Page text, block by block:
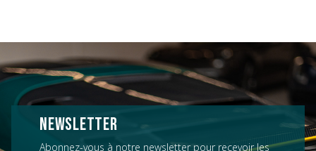
NEWSLETTER
Abonnez-vous à notre newsletter pour recevoir les